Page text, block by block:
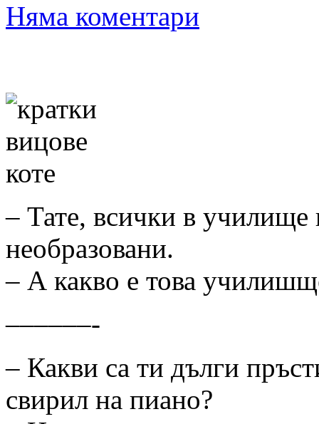
Няма коментари
– Тате, всички в училище
необразовани.
– А какво е това
––––––-
– Какви са ти дълги
свирил на пиано?